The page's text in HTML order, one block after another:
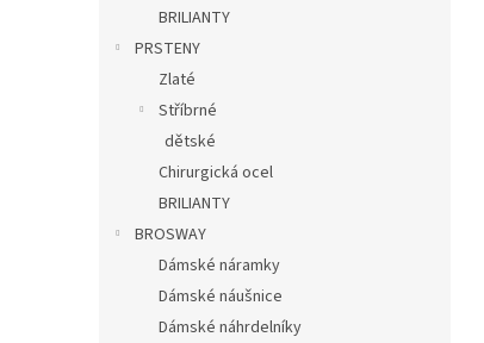
BRILIANTY
PRSTENY
Zlaté
Stříbrné
dětské
Chirurgická ocel
BRILIANTY
BROSWAY
Dámské náramky
Dámské náušnice
Dámské náhrdelníky